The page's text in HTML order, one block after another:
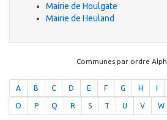
Mairie de Houlgate
Mairie de Heuland
Communes par ordre
A B C D E F G H
O P Q R S T U V W